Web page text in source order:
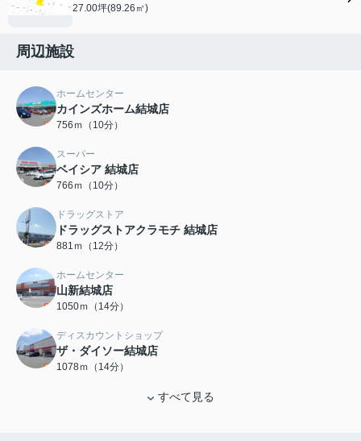
27.00坪(89.26㎡)
周辺施設
ホームセンター
カインズホーム結城店
756ｍ（10分）
スーパー
ベイシア 結城店
766ｍ（10分）
ドラッグストア
ドラッグストアクラモチ 結城店
881ｍ（12分）
ホームセンター
山新結城店
1050ｍ（14分）
ディスカウントショップ
ザ・ダイソー結城店
1078ｍ（14分）
すべて見る